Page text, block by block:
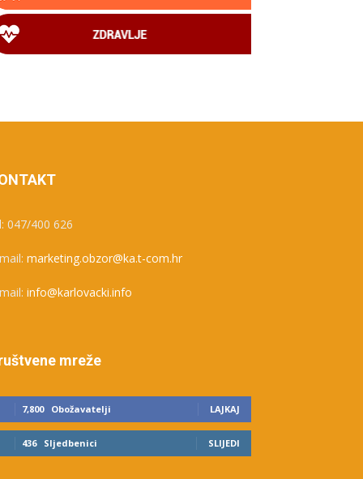
047/400 626
marketing.obzor@ka.t-com.hr
info@karlovacki.info
mreže
7,800 Obožavatelji LAJKAJ
436 Sljedbenici SLIJEDI